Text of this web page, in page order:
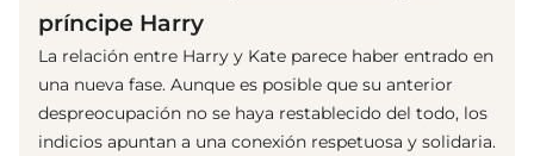
príncipe Harry
La relación entre Harry y Kate parece haber entrado en
una nueva fase. Aunque es posible que su anterior
despreocupación no se haya restablecido del todo, los
indicios apuntan a una conexión respetuosa y solidaria.